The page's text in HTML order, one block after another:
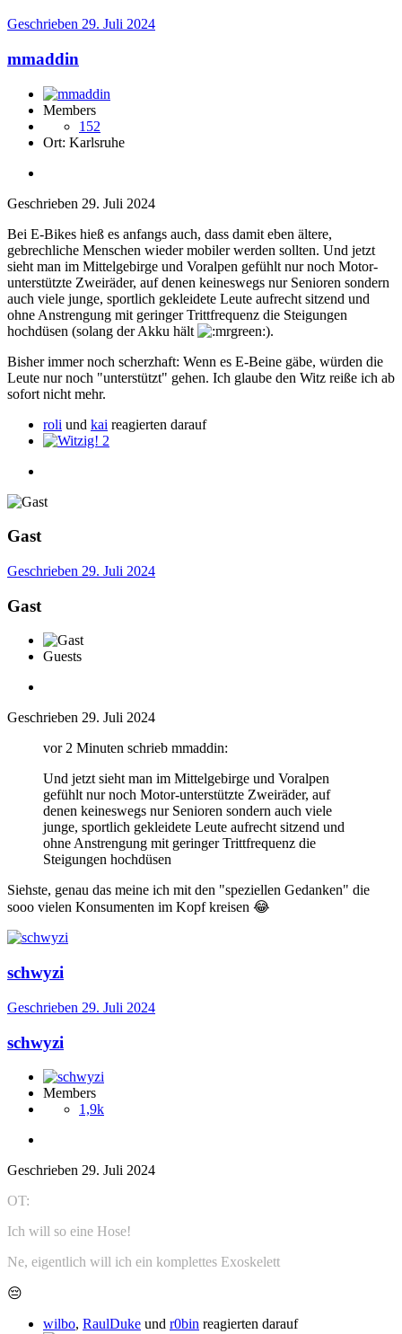
Geschrieben 29. Juli 2024
mmaddin
Members
152
Ort: Karlsruhe
Geschrieben 29. Juli 2024
Bei E-Bikes hieß es anfangs auch, dass damit eben ältere,
gebrechliche Menschen wieder mobiler werden sollten. Und jetzt
sieht man im Mittelgebirge und Voralpen gefühlt nur noch Motor-
unterstützte Zweiräder, auf denen keineswegs nur Senioren sondern
auch viele junge, sportlich gekleidete Leute aufrecht sitzend und
ohne Anstrengung mit geringer Trittfrequenz die Steigungen
hochdüsen (solang der Akku hält
).
Bisher immer noch scherzhaft: Wenn es E-Beine gäbe, würden die
Leute nur noch "unterstützt" gehen. Ich glaube den Witz reiße ich ab
sofort nicht mehr.
roli und kai reagierten darauf
2
Gast
Geschrieben 29. Juli 2024
Gast
Guests
Geschrieben 29. Juli 2024
vor 2 Minuten schrieb mmaddin:
Und jetzt sieht man im Mittelgebirge und Voralpen
gefühlt nur noch Motor-unterstützte Zweiräder, auf
denen keineswegs nur Senioren sondern auch viele
junge, sportlich gekleidete Leute aufrecht sitzend und
ohne Anstrengung mit geringer Trittfrequenz die
Steigungen hochdüsen
Siehste, genau das meine ich mit den "speziellen Gedanken" die
sooo vielen Konsumenten im Kopf kreisen 😂
schwyzi
Geschrieben 29. Juli 2024
schwyzi
Members
1,9k
Geschrieben 29. Juli 2024
OT:
Ich will so eine Hose!
Ne, eigentlich will ich ein komplettes Exoskelett
😔
wilbo, RaulDuke und r0bin reagierten darauf